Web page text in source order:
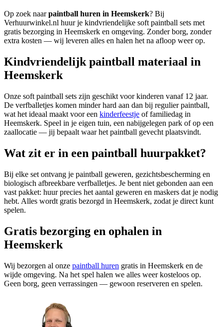
Op zoek naarpaintball huren in Heemskerk? Bij
Verhuurwinkel.nl huur je kindvriendelijke soft paintball sets met
gratis bezorging in Heemskerk en omgeving. Zonder borg, zonder
extra kosten — wij leveren alles en halen het na afloop weer op.
Kindvriendelijk paintball materiaal in
Heemskerk
Onze soft paintball sets zijn geschikt voor kinderen vanaf 12 jaar.
De verfballetjes komen minder hard aan dan bij regulier paintball,
wat het ideaal maakt voor een kinderfeestje of familiedag in
Heemskerk. Speel in je eigen tuin, een nabijgelegen park of op een
zaallocatie — jij bepaalt waar het paintball gevecht plaatsvindt.
Wat zit er in een paintball huurpakket?
Bij elke set ontvang je paintball geweren, gezichtsbescherming en
biologisch afbreekbare verfballetjes. Je bent niet gebonden aan een
vast pakket: huur precies het aantal geweren en maskers dat je nodig
hebt. Alles wordt gratis bezorgd in Heemskerk, zodat je direct kunt
spelen.
Gratis bezorging en ophalen in
Heemskerk
Wij bezorgen al onze paintball huren gratis in Heemskerk en de
wijde omgeving. Na het spel halen we alles weer kosteloos op.
Geen borg, geen verrassingen — gewoon reserveren en spelen.